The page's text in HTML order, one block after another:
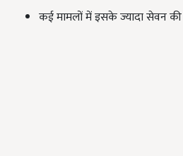
कई मामलों में इसके ज्यादा सेवन की